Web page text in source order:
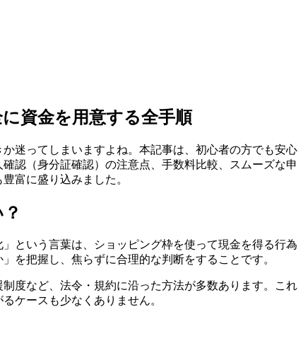
資金を用意する全手順
迷ってしまいますよね。本記事は、初心者の方でも安心
認（身分証確認）の注意点、手数料比較、スムーズな申
富に盛り込みました。
という言葉は、ショッピング枠を使って現金を得る行為
を把握し、焦らずに合理的な判断をすることです。
度など、法令・規約に沿った方法が多数あります。これ
ケースも少なくありません。